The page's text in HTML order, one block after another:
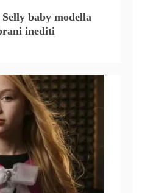
baby modella
inediti